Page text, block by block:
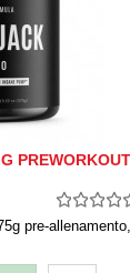
pre-